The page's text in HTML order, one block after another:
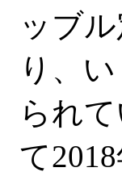
ッブ
り、
られ
て